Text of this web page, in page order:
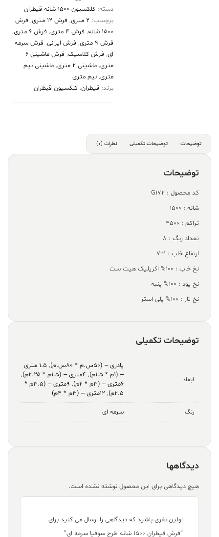
دسته: کلکسیون ۱۵۰۰ شانه قیطران
برچسب: 2 متری , فرش 12 متری , فرش
۱۵۰۰ شانه
, فرش 4 متری , فرش 6 متری
,
فرش 9 متری
, فرش ایرانی, فرش سرمه
ای, فرش کلاسیک,
فرش ماشینی 6
متری, ماشینی 2 متری , ماشینی نیم
متری, نیم متری
برند: قیطران, کلکسیون قیطران
توضیحات توضیحات تکمیلی نظرات (0)
توضیحات
کد محصول : G172
شانه : 1500
تراکم : 4500
تعداد رنگ : 8
ارتفاع خاب : 1±7
نخ خاب : 100% اکریلیک هیت ست
نخ پود : 100% پنبه
نخ تار : 100% پلی استر
توضیحات تکمیلی
ابعاد
پادری – (۵۰س.م * ۸۰س.م) ,
۱.۵ متری
– (۱م * ۱.۵م)
, ۴متری – (۱.۵م * ۲.۲۵م)
,
۶متری – (۳م * ۲م)
,
۹متری – (۳.۵م *
۲.۵م)
, ۱۲متری – (۳م * ۴م)
رنگ سرمه ای
دیدگاهها
هیچ دیدگاهی برای این محصول نوشته نشده است.
اولین نفری باشید که دیدگاهی را ارسال می کنید برای
“فرش قیطران ۱۵۰۰ شانه طرح سوفیا سرمه ای”